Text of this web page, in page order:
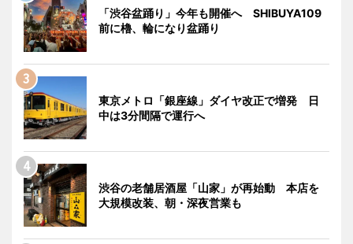
「渋谷盆踊り」今年も開催へ SHIBUYA109
前に櫓、輪になり盆踊り
東京メトロ「銀座線」ダイヤ改正で増発 日
中は3分間隔で運行へ
渋谷の老舗居酒屋「山家」が再始動 本店を
大規模改装、朝・深夜営業も